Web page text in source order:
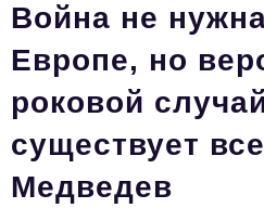
HR
Персона номера
Юридический практикум
Стиль жизни
Туризм
Война не
Европе, но
роковой
существует
Медведев